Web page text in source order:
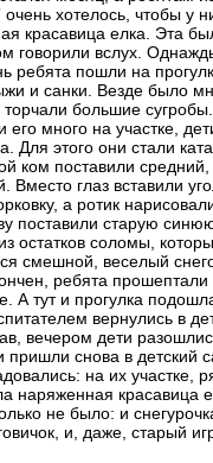
хотелось, чтобы у
красавица елка. Эта
говорили вслух.
ребята пошли на
и санки. Везде было
торчали большие
его много на участке,
Для этого они стали
ком поставили
Вместо глаз вставили
а ротик
поставили старую
остатков соломы,
смешной, веселый
ребята
А тут и прогулка
вернулись в
вечером дети
пришли снова в детский
на их участке,
наряженная красавица
не было: и
и, даже, старый